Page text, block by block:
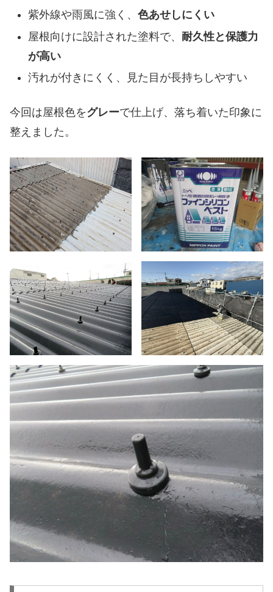
紫外線や雨風に強く、 色あせしにくい
屋根向けに設計された塗料で、 耐久性と保護力
が高い
汚れが付きにくく、見た目が長持ちしやすい
今回は屋根色をグレーで仕上げ、落ち着いた印象に
整えました。